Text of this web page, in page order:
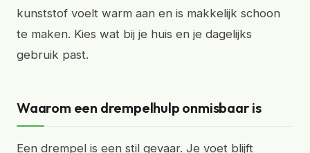
kunststof voelt warm aan en is makkelijk schoon
te maken. Kies wat bij je huis en je dagelijks
gebruik past.
Waarom een drempelhulp onmisbaar is
Een drempel is een stil gevaar. Je voet blijft